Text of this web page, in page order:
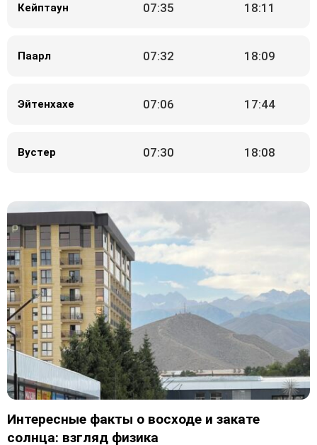
Кейптаун 07:35 18:11
Паарл 07:32 18:09
Эйтенхахе 07:06 17:44
Вустер 07:30 18:08
Интересные факты о восходе и закате
солнца: взгляд физика